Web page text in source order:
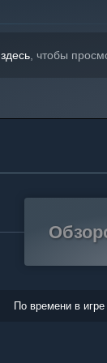
здесь, чтобы
По времени в игре